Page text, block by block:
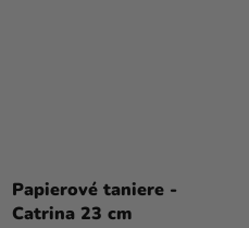
Papierové taniere -
Catrina 23 cm